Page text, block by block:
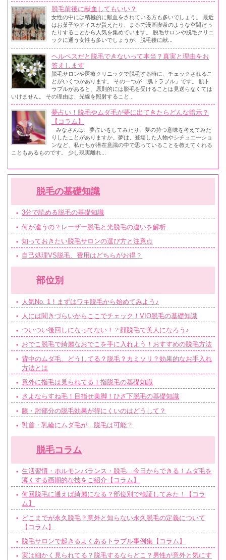
脱毛前後に献血してもいい？
女性の中には積極的に献血をされている方も多いでしょう。 最近
はお菓子やアイスが貰えたり、まるで漫画喫茶のような空間だっ
たりすることから人気を集めています。 脱毛サロンや脱毛クリニ
ックに通う女性も多いでしょうが、脱毛後に献...
ヘルペスだと脱毛できないって本当？真実と理由をお
答えします
脱毛サロンや医療クリニックで脱毛する時に、チェックされるこ
とがいくつかあります。 その一つが「肌トラブル」です。 肌ト
ラブルがあると、原則的には脱毛を受けることは見送らなくては
いけません。 その理由は、光線を照射すること...
夢占い！脱毛やムダ毛が夢に出てきたらどんな暗示？
【コラム】
みなさんは、夢占いをしてみたり、夢の持つ意味を考えてみた
りしたことがありますか。夢は、登場した人物やシチュエーショ
ンなど、私たちが潜在意識の中で思っていることを教えてくれる
こともあるものです。 少し現実離れ...
脱毛の基礎知識
3分で読める脱毛の基礎知識
何が違うの？レーザー脱毛と光脱毛の違いを解析
知っておきたい脱毛サロンの選び方と注意点
自己処理VS脱毛、費用はどちらがお得？
部位別
人気No. 1！まずはワキ脱毛から始めてみよう♪
人には聞きづらいからここでチェック！VIO脱毛の基礎知識
ついつい後回しになってない！？顔脱毛で美人になろう♪
おでこ脱毛で綺麗なおでこを手に入れよう！おすすめの脱毛方法
背中のムダ毛、どうしてる？脱毛？カミソリ？効果的なお手入れ
方法とは
意外に指毛は見られてる！指脱毛の基礎知識
さよならすね毛！目指せ美脚！ひざ下脱毛の基礎知識
膝・肘部分の脱毛効果が得にくいのはどうして？
乳首・乳輪にムダ毛が…脱毛は可能？
脱毛コラム
生活習慣・ホルモンバランス・脱毛…今日からできる！ムダ毛を
薄くする画期的な技をご紹介【コラム】
何回脱毛に通えば綺麗になる？部位別で検証してみた！【コラ
ム】
どこまでが永久脱毛？意外と知らない永久脱毛の定義について
【コラム】
脱毛サロンで起きるよくあるトラブル事例集【コラム】
実は細かく見られてる？脱毛するならどこ？男性が意外と気にす